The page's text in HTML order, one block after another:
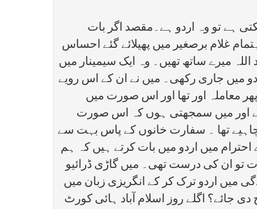
ہے تو وہ اردو ہے۔مقصد اگر بات
غلام برصغیر میں پھیلائے گئے احساس
میرے ساتھ تھیں۔ وہ ایک سیمینار میں
میں جاری رکھی۔ میں نے ان کے اس رویے
معاملہ اور تھا اور اس صورت میں
اور میں سمجھتی ہوں کہ اس صورت
تھا ۔ سفارت خانوں کے پاس بہت سے
میں اردو میں بات کرتے ہیں کہ ہم
تو ان کی درست تھی۔ میں گاڑی ڈرائیو
میں اردو ترک کر کے انگریزی زبان میں
جائے؟ اگلے روز اسلام آباد ہائی کورٹ